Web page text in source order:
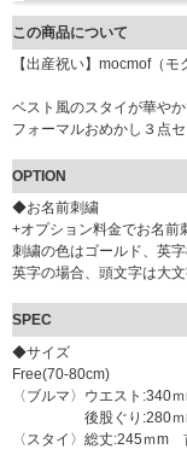
この商品について
【出産祝い】mocmof（
ベスト風のスタイが華や
フォーマルおめかし３点セ
OPTION
◆お名前刺繍
+オプション料金でお名前
刺繍の色はゴールド、英
英字の場合、頭文字は大
SPEC
◆サイズ
Free(70-80cm)
〈ブルマ〉ウエスト:340
後股ぐり:280ｍm
〈スタイ〉総丈:245ｍm